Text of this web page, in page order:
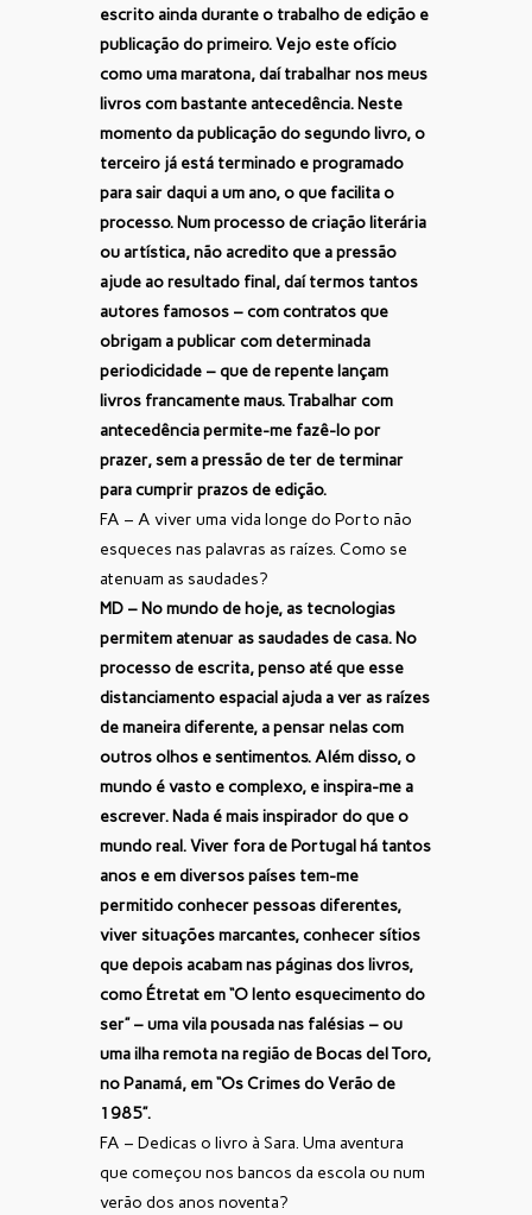
escrito ainda durante o trabalho de edição e
publicação do primeiro. Vejo este ofício
como uma maratona, daí trabalhar nos meus
livros com bastante antecedência. Neste
momento da publicação do segundo livro, o
terceiro já está terminado e programado
para sair daqui a um ano, o que facilita o
processo. Num processo de criação literária
ou artística, não acredito que a pressão
ajude ao resultado final, daí termos tantos
autores famosos – com contratos que
obrigam a publicar com determinada
periodicidade – que de repente lançam
livros francamente maus. Trabalhar com
antecedência permite-me fazê-lo por
prazer, sem a pressão de ter de terminar
para cumprir prazos de edição.
FA – A viver uma vida longe do Porto não
esqueces nas palavras as raízes. Como se
atenuam as saudades?
MD – No mundo de hoje, as tecnologias
permitem atenuar as saudades de casa. No
processo de escrita, penso até que esse
distanciamento espacial ajuda a ver as raízes
de maneira diferente, a pensar nelas com
outros olhos e sentimentos. Além disso, o
mundo é vasto e complexo, e inspira-me a
escrever. Nada é mais inspirador do que o
mundo real. Viver fora de Portugal há tantos
anos e em diversos países tem-me
permitido conhecer pessoas diferentes,
viver situações marcantes, conhecer sítios
que depois acabam nas páginas dos livros,
como Étretat em “O lento esquecimento do
ser” – uma vila pousada nas falésias – ou
uma ilha remota na região de Bocas del Toro,
no Panamá, em “Os Crimes do Verão de
1985”.
FA – Dedicas o livro à Sara. Uma aventura
que começou nos bancos da escola ou num
verão dos anos noventa?